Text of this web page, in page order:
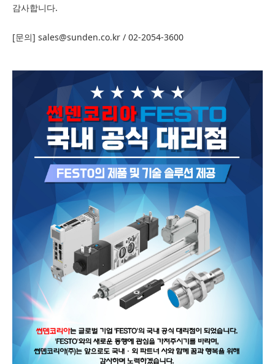
감사합니다.
[문의] sales@sunden.co.kr / 02-2054-3600